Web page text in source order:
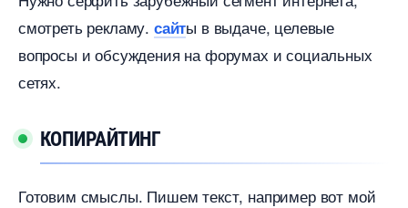
смотреть рекламу. сайты в выдаче, целевые
опросы и обсуждения на форумах и социальных
сетях.
КОПИРАЙТИНГ
Готовим смыслы. Пишем текст, например вот мой